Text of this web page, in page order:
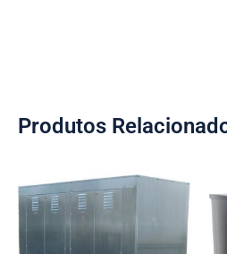
Produtos